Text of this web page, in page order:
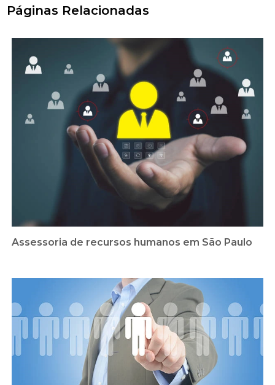
Páginas Relacionadas
Assessoria de recursos humanos em São Paulo